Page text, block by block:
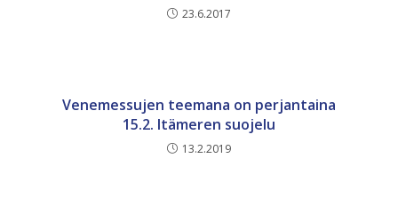
23.6.2017
Venemessujen teemana on perjantaina
15.2. Itämeren suojelu
13.2.2019